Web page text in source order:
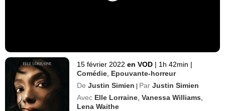
15 février 2022 en VOD | 1h 42min |
Comédie Epouvante-horreur
De Justin Simien | Par Justin Simien
Avec Elle Lorraine ,Vanessa Williams
Lena Waithe